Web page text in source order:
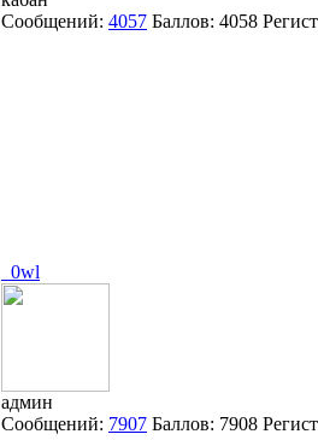
Сообщений: 4057 Баллов: 4058
_0wl
админ
Сообщений: 7907 Баллов: 7908